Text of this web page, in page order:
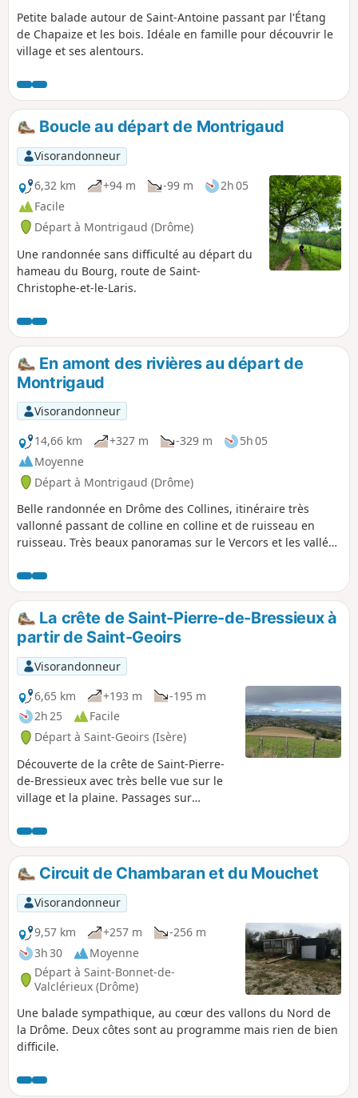
Petite balade autour de Saint-Antoine passant par l'Étang
de Chapaize et les bois. Idéale en famille pour découvrir le
village et ses alentours.
Boucle au départ de Montrigaud
Visorandonneur
6,32 km
+94 m -99 m
2h 05
Facile
Départ à Montrigaud (Drôme)
Une randonnée sans difficulté au départ du
hameau du Bourg, route de Saint-
Christophe-et-le-Laris.
En amont des rivières au départ de
Montrigaud
Visorandonneur
14,66 km
+327 m -329 m
5h 05
Moyenne
Départ à Montrigaud (Drôme)
Belle randonnée en Drôme des Collines, itinéraire très
vallonné passant de colline en colline et de ruisseau en
ruisseau. Très beaux panoramas sur le Vercors et les vallées
La crête de Saint-Pierre-de-Bressieux à
partir de Saint-Geoirs
Visorandonneur
6,65 km
+193 m
-195 m
2h 25
Facile
Départ à Saint-Geoirs (Isère)
Découverte de la crête de Saint-Pierre-
de-Bressieux avec très belle vue sur le
village et la plaine. Passages sur
Circuit de Chambaran et du Mouchet
Visorandonneur
9,57 km
+257 m
-256 m
3h 30
Moyenne
Départ à Saint-Bonnet-de-
Valclérieux (Drôme)
Une balade sympathique, au cœur des vallons du Nord de
la Drôme. Deux côtes sont au programme mais rien de bien
difficile.